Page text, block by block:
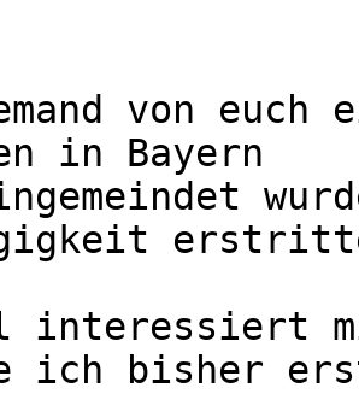
von euch
in Bayern
interessiert
ich bisher